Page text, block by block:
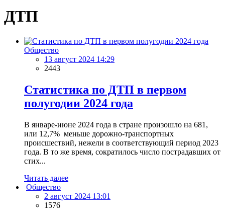
ДТП
Общество
13 август 2024 14:29
2443
Статистика по ДТП в первом
полугодии 2024 года
В январе-июне 2024 года в стране произошло на 681,
или 12,7% меньше дорожно-транспортных
происшествий, нежели в соответствующий период 2023
года. В то же время, сократилось число пострадавших от
стих...
Читать далее
Общество
2 август 2024 13:01
1576